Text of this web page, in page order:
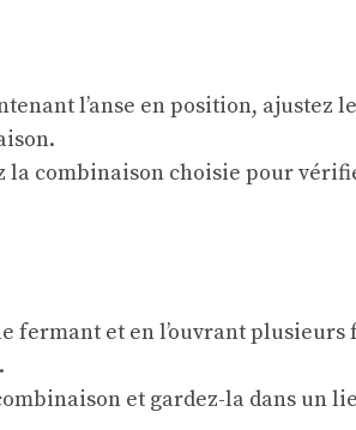
l’anse en position, ajustez
la combinaison choisie pour
fermant et en l’ouvrant plusieurs
et gardez-la dans un